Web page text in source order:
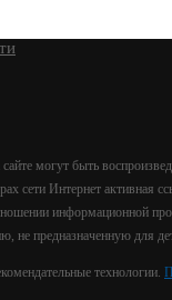
могут быть
сети Интернет активная
информационной
не предназначенную для
технологии.